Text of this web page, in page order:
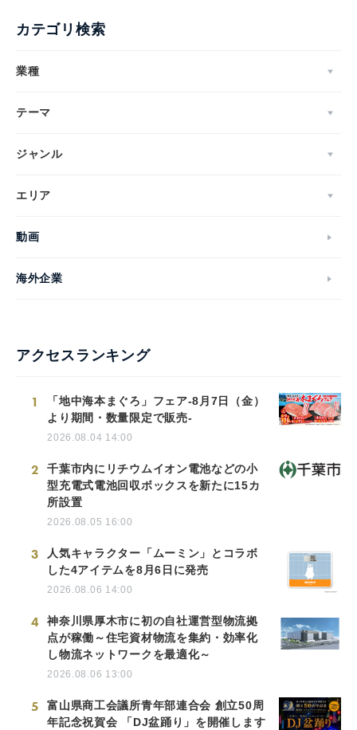
カテゴリ検索
業種
テーマ
ジャンル
エリア
動画
海外企業
アクセスランキング
1
「地中海本まぐろ」フェア-8月7日（金）
より期間・数量限定で販売-
2026.08.04 14:00
2
千葉市内にリチウムイオン電池などの小
型充電式電池回収ボックスを新たに15カ
所設置
2026.08.05 16:00
3
人気キャラクター「ムーミン」とコラボ
した4アイテムを8月6日に発売
2026.08.06 14:00
4
神奈川県厚木市に初の自社運営型物流拠
点が稼働～住宅資材物流を集約・効率化
し物流ネットワークを最適化～
2026.08.06 13:00
5
富山県商工会議所青年部連合会 創立50周
年記念祝賀会 「DJ盆踊り」を開催します